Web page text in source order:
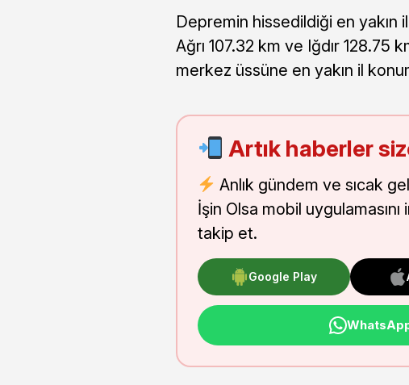
Depremin hissedildiği en yakın
Ağrı 107.32 km ve Iğdır 128.75
merkez üssüne en yakın il
Artık haberler
Anlık gündem ve sıcak
İşin Olsa mobil uygulamasını
takip et.
Google Play
WhatsApp